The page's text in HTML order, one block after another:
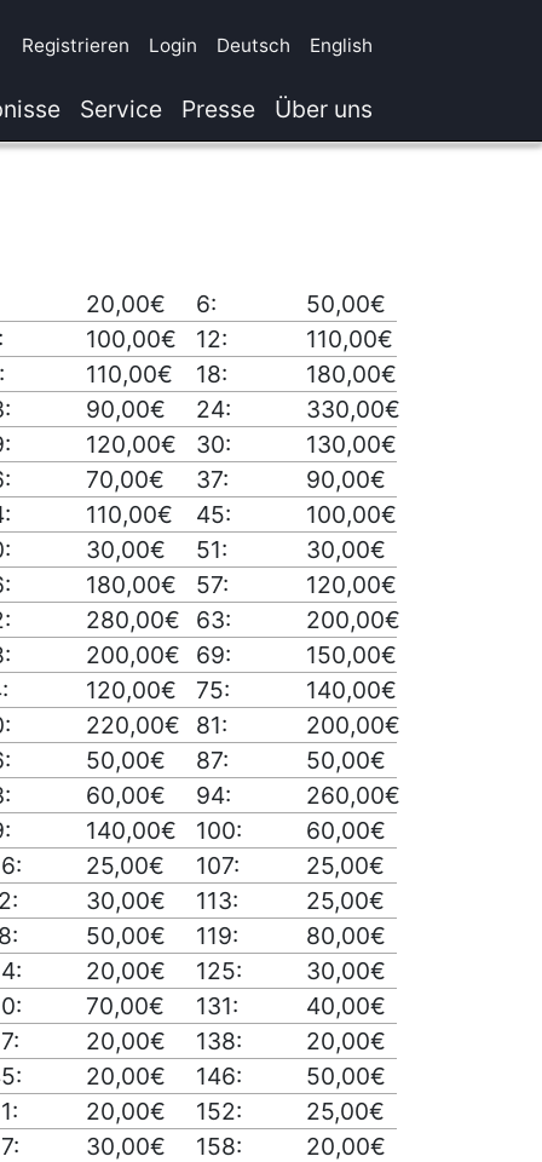
Registrieren Login Deutsch English
Service Presse Über uns
20,00€ 6:
50,00€
100,00€ 12:
110,00€
110,00€ 18:
180,00€
90,00€ 24:
330,00€
120,00€ 30:
130,00€
70,00€ 37:
90,00€
110,00€ 45:
100,00€
30,00€ 51:
30,00€
180,00€ 57:
120,00€
280,00€ 63:
200,00€
200,00€ 69:
150,00€
120,00€ 75:
140,00€
220,00€ 81:
200,00€
50,00€ 87:
50,00€
60,00€ 94:
260,00€
140,00€ 100:
60,00€
25,00€ 107:
25,00€
30,00€ 113:
25,00€
50,00€ 119:
80,00€
20,00€ 125:
30,00€
70,00€ 131:
40,00€
20,00€ 138:
20,00€
20,00€ 146:
50,00€
20,00€ 152:
25,00€
30,00€ 158:
20,00€